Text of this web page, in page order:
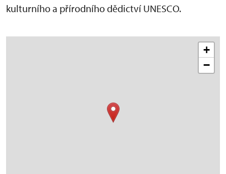
kulturního a přírodního dědictví UNESCO.
+
−